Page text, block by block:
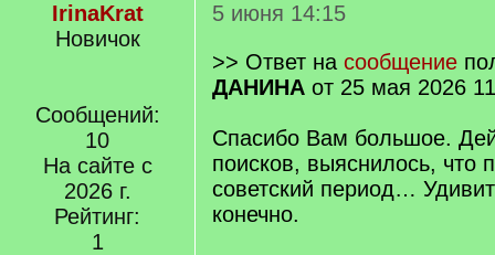
IrinaKrat
Новичок
Сообщений:
10
На сайте с
2026 г.
Рейтинг:
1
5 июня 14:15
>> Ответ на сообщение
ДАНИНА от 25 мая 2026
Спасибо Вам большое.
поисков, выяснилось, что
советский период…
конечно.